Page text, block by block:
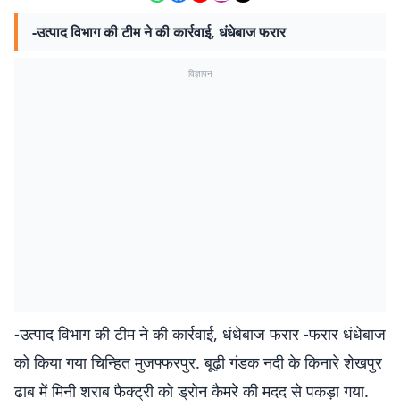
-उत्पाद विभाग की टीम ने की कार्रवाई, धंधेबाज फरार
विज्ञापन
-उत्पाद विभाग की टीम ने की कार्रवाई, धंधेबाज फरार -फरार धंधेबाज
को किया गया चिन्हित मुजफ्फरपुर. बूढ़ी गंडक नदी के किनारे शेखपुर
ढाब में मिनी शराब फैक्ट्री को ड्रोन कैमरे की मदद से पकड़ा गया.